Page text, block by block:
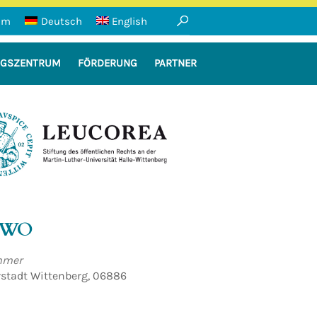
Deutsch English
FÖRDERUNG PARTNER
Wittenberg
Wittenberg, 06886